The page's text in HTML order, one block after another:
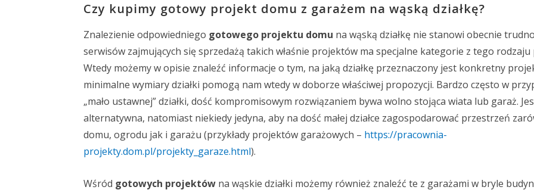
Czy kupimy gotowy projekt domu z garażem na wąską działkę?
Znalezienie odpowiedniego gotowego projektu domu na wąską działkę nie stanowi obecnie
serwisów zajmujących się sprzedażą takich właśnie projektów ma specjalne kategorie z tego
Wtedy możemy w opisie znaleźć informacje o tym, na jaką działkę przeznaczony jest konkretny
minimalne wymiary działki pomogą nam wtedy w doborze właściwej propozycji. Bardzo często w
„mało ustawnej” działki, dość kompromisowym rozwiązaniem bywa wolno stojąca wiata lub garaż.
alternatywna, natomiast niekiedy jedyna, aby na dość małej działce zagospodarować przestrzeń
domu, ogrodu jak i garażu (przykłady projektów garażowych – https://pracownia-
projekty.dom.pl/projekty_garaze.html).
Wśród gotowych projektów na wąskie działki możemy również znaleźć te z garażami w bryle